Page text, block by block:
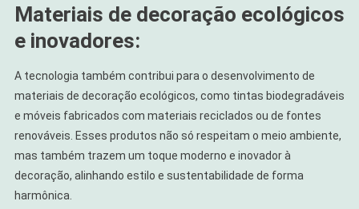
Materiais de decoração ecológicos
e inovadores:
A tecnologia também contribui para o desenvolvimento de
materiais de decoração ecológicos, como tintas biodegradáveis
e móveis fabricados com materiais reciclados ou de fontes
renováveis. Esses produtos não só respeitam o meio ambiente,
mas também trazem um toque moderno e inovador à
decoração, alinhando estilo e sustentabilidade de forma
harmônica.